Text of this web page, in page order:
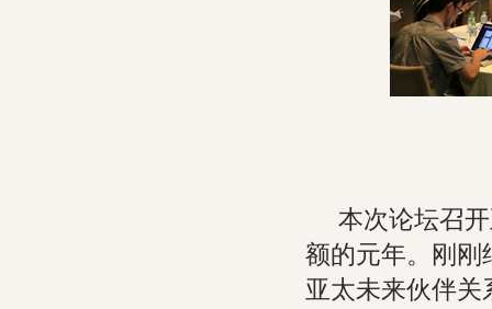
本次论坛召
额的元年。刚刚
亚太未来伙伴关